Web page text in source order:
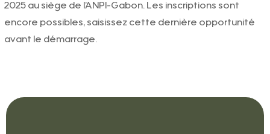
2025 au siège de l’ANPI-Gabon. Les inscriptions sont
encore possibles, saisissez cette dernière opportunité
avant le démarrage.